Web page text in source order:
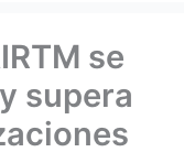
se
supera